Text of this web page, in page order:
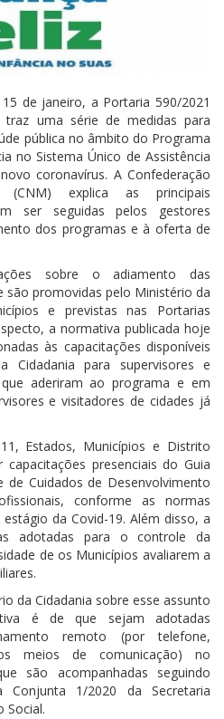
de janeiro, a Portaria 590/2021
traz uma série de medidas para
pública no âmbito do Programa
no Sistema Único de Assistência
coronavírus. A Confederação
(CNM) explica as principais
ser seguidas pelos gestores
dos programas e à oferta de
sobre o adiamento das
são promovidas pelo Ministério da
e previstas nas Portarias
a normativa publicada hoje
às capacitações disponíveis
para supervisores e
aderiram ao programa e em
e visitadores de cidades já
Estados, Municípios e Distrito
capacitações presenciais do Guia
de Cuidados de Desenvolvimento
conforme as normas
da Covid-19. Além disso, a
adotadas para o controle da
de os Municípios avaliarem a
da Cidadania sobre esse assunto
é de que sejam adotadas
remoto (por telefone,
meios de comunicação) no
são acompanhadas seguindo
Conjunta 1/2020 da Secretaria
Social.